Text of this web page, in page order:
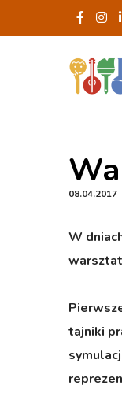
08.04.2017
W
tajniki